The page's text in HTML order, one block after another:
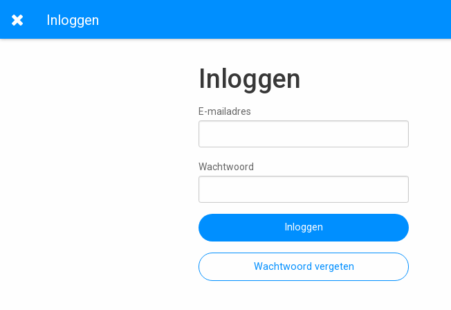
Inloggen
Inloggen
E-mailadres
Wachtwoord
Inloggen
Wachtwoord vergeten